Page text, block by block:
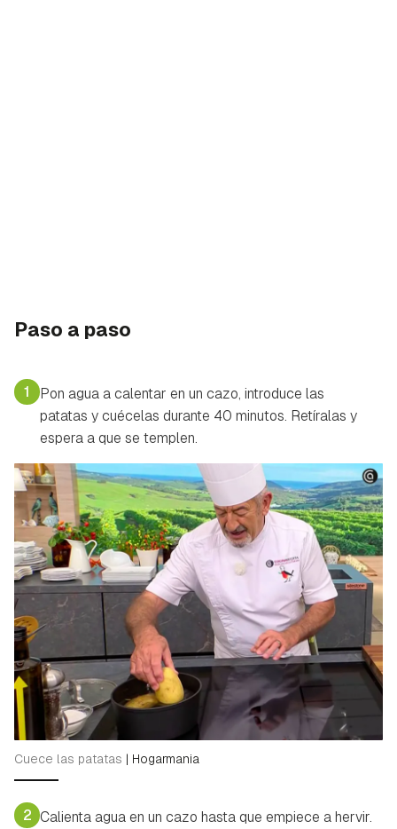
Paso a paso
1
Pon agua a calentar en un cazo, introduce las
patatas y cuécelas durante 40 minutos. Retíralas y
espera a que se templen.
Cuece las patatas | Hogarmania
2 Calienta agua en un cazo hasta que empiece a hervir.